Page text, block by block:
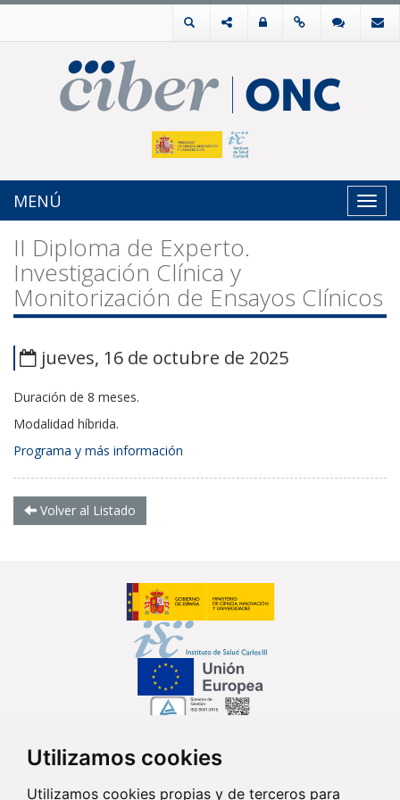
Utilizamos cookies
Utilizamos cookies propias y de terceros para
MENÚ
II Diploma de Experto.
Investigación Clínica y
Monitorización de Ensayos Clínicos
jueves, 16 de octubre de 2025
Duración de 8 meses.
Modalidad híbrida.
Programa y más información
Volver al Listado
Síguenos en...